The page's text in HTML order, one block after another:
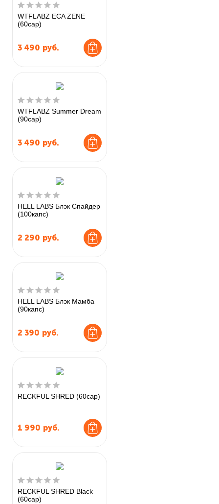
WTFLABZ ECA ZENE
(60cap)
3 490 руб.
WTFLABZ Summer Dream
(90cap)
3 490 руб.
HELL LABS Блэк Спайдер
(100капс)
2 290 руб.
HELL LABS Блэк Мамба
(90капс)
2 390 руб.
RECKFUL SHRED (60cap)
1 990 руб.
RECKFUL SHRED Black
(60cap)